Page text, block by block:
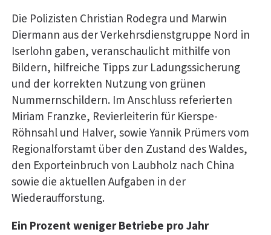
Die Polizisten Christian Rodegra und Marwin
Diermann aus der Verkehrsdienstgruppe Nord in
Iserlohn gaben, veranschaulicht mithilfe von
Bildern, hilfreiche Tipps zur Ladungssicherung
und der korrekten Nutzung von grünen
Nummernschildern. Im Anschluss referierten
Miriam Franzke, Revierleiterin für Kierspe-
Röhnsahl und Halver, sowie Yannik Prümers vom
Regionalforstamt über den Zustand des Waldes,
den Exporteinbruch von Laubholz nach China
sowie die aktuellen Aufgaben in der
Wiederaufforstung.
Ein Prozent weniger Betriebe pro Jahr